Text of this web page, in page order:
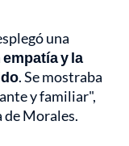
una
empatía y la
. Se mostraba
y familiar",
de Morales.